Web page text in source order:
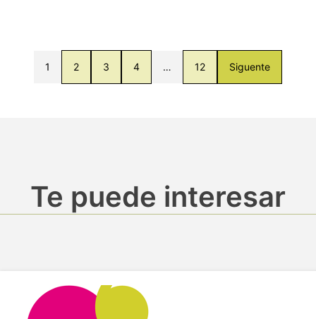
1 2 3 4 … 12 Siguente
Te puede interesar